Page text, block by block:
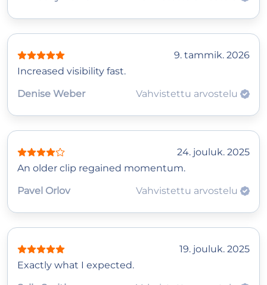
9. tammik. 2026
Increased visibility fast.
Denise Weber
Vahvistettu arvostelu
24. jouluk. 2025
An older clip regained momentum.
Pavel Orlov
Vahvistettu arvostelu
19. jouluk. 2025
Exactly what I expected.